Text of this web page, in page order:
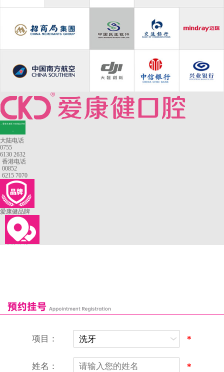
—香港长者医疗券指定牙科
大陆电话
0755
6130 2632
香港电话
00852
6215 7070
爱康健品牌
恒乐口腔诊所
富港口腔诊所
项目： *
姓名： *